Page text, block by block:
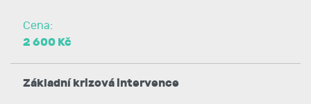
Cena:
2 600 Kč
Základní krizová intervence